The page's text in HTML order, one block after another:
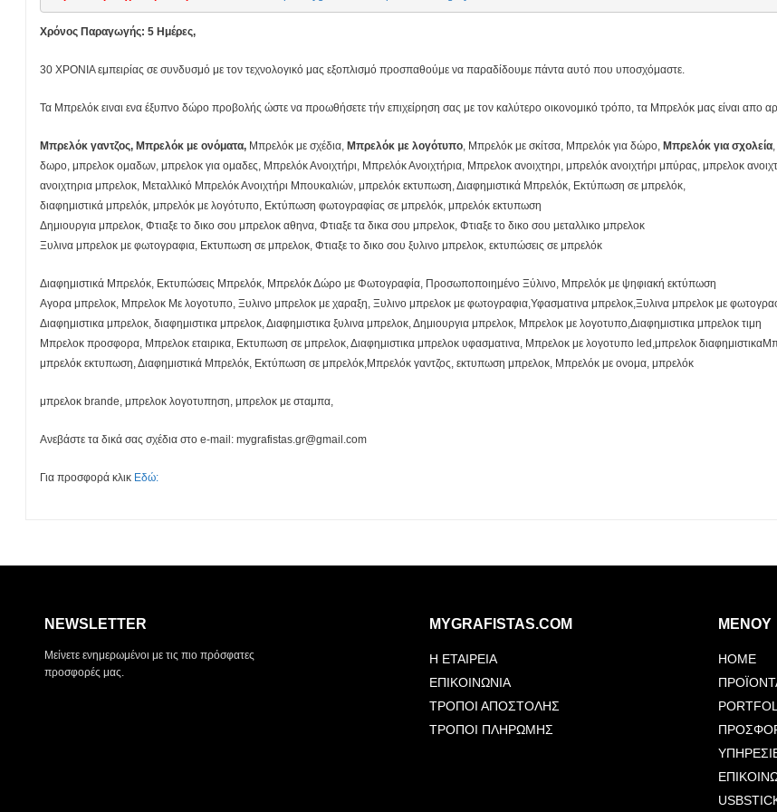
Χρόνος Παραγωγής: 5 Ημέρες,
30 ΧΡΟΝΙΑ εμπειρίας σε συνδυσμό με τον τεχνολογικό μας εξοπλισμό προσπαθούμε να παραδίδουμε πάντα αυτό που υποσχόμαστε.
Τα Μπρελόκ ειναι ενα έξυπνο δώρο προβολής ώστε να προωθήσετε τήν επιχείρηση σας με τον καλύτερο οικονομικό τρόπο, τα Μπρελόκ μας είναι απο
Μπρελόκ γαντζος, Μπρελόκ με ονόματα, Μπρελόκ με σχέδια, Μπρελόκ με λογότυπο, Μπρελόκ με σκίτσα, Μπρελόκ για δώρο, Μπρελόκ για σχολεία
δωρο, μπρελοκ ομαδων, μπρελοκ για ομαδες, Μπρελόκ Ανοιχτήρι, Μπρελόκ Ανοιχτήρια, Μπρελοκ ανοιχτηρι, μπρελόκ ανοιχτήρι μπύρας, μπρελοκ
ανοιχτηρια μπρελοκ, Μεταλλικό Μπρελόκ Ανοιχτήρι Μπουκαλιών, μπρελόκ εκτυπωση, Διαφημιστικά Μπρελόκ, Εκτύπωση σε μπρελόκ,
διαφημιστικά μπρελόκ, μπρελόκ με λογότυπο, Εκτύπωση φωτογραφίας σε μπρελόκ, μπρελόκ εκτυπωση
Δημιουργια μπρελοκ, Φτιαξε το δικο σου μπρελοκ αθηνα, Φτιαξε τα δικα σου μπρελοκ, Φτιαξε το δικο σου μεταλλικο μπρελοκ
Ξυλινα μπρελοκ με φωτογραφια, Εκτυπωση σε μπρελοκ, Φτιαξε το δικο σου ξυλινο μπρελοκ, εκτυπώσεις σε μπρελόκ
Διαφημιστικά Μπρελόκ, Εκτυπώσεις Μπρελόκ, Μπρελόκ Δώρο με Φωτογραφία, Προσωποποιημένο Ξύλινο, Μπρελόκ με ψηφιακή εκτύπωση
Αγορα μπρελοκ, Μπρελοκ Με λογοτυπο, Ξυλινο μπρελοκ με χαραξη, Ξυλινο μπρελοκ με φωτογραφια,Υφασματινα μπρελοκ,Ξυλινα μπρελοκ με
Διαφημιστικα μπρελοκ, διαφημιστικα μπρελοκ, Διαφημιστικα ξυλινα μπρελοκ, Δημιουργια μπρελοκ, Μπρελοκ με λογοτυπο,Διαφημιστικα μπρελοκ τιμη
Μπρελοκ προσφορα, Μπρελοκ εταιρικα, Εκτυπωση σε μπρελοκ, Διαφημιστικα μπρελοκ υφασματινα, Μπρελοκ με λογοτυπο led,μπρελοκ
μπρελόκ εκτυπωση, Διαφημιστικά Μπρελόκ, Εκτύπωση σε μπρελόκ,Μπρελόκ γαντζος, εκτυπωση μπρελοκ, Μπρελόκ με ονομα, μπρελόκ
μπρελοκ brande, μπρελοκ λογοτυπηση, μπρελοκ με σταμπα,
Ανεβάστε τα δικά σας σχέδια στο e-mail: mygrafistas.gr@gmail.com
Για προσφορά κλικ Εδώ:
NEWSLETTER
Μείνετε ενημερωμένοι με τις πιο πρόσφατες
προσφορές μας.
MYGRAFISTAS.COM
Η ΕΤΑΙΡΕΙΑ
ΕΠΙΚΟΙΝΩΝΙΑ
ΤΡΟΠΟΙ ΑΠΟΣΤΟΛΗΣ
ΤΡΟΠΟΙ ΠΛΗΡΩΜΗΣ
ΜΕΝΟΥ
HOME